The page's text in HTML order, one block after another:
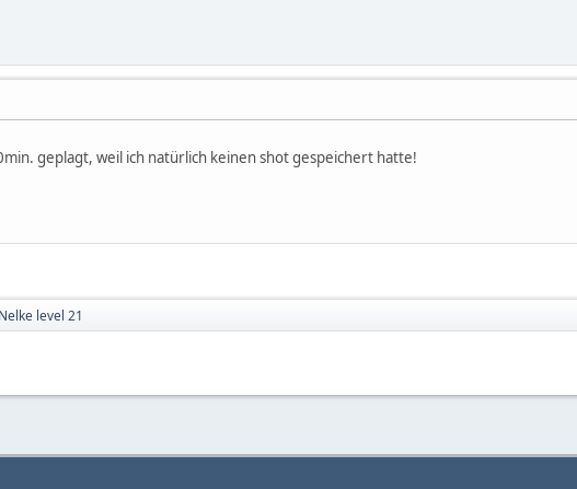
geplagt, weil ich natürlich keinen shot gespeichert hatte!
level 21